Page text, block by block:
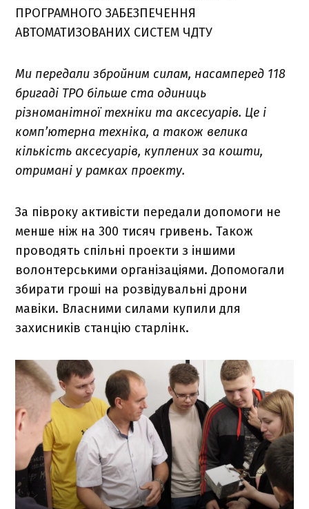
ПРОГРАМНОГО ЗАБЕЗПЕЧЕННЯ
АВТОМАТИЗОВАНИХ СИСТЕМ ЧДТУ
Ми передали збройним силам, насамперед 118
бригаді ТРО більше ста одиниць
різноманітної техніки та аксесуарів. Це і
комп’ютерна техніка, а також велика
кількість аксесуарів, куплених за кошти,
отримані у рамках проекту.
За півроку активісти передали допомоги не
менше ніж на 300 тисяч гривень. Також
проводять спільні проекти з іншими
волонтерськими організаціями. Допомогали
збирати гроші на розвідувальні дрони
мавіки. Власними силами купили для
захисників станцію старлінк.